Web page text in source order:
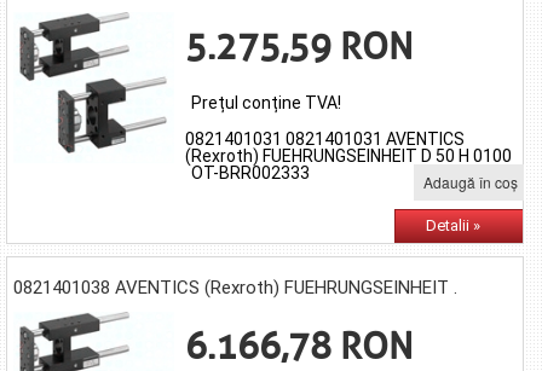
5.275,59 RON
Prețul conține TVA!
0821401031 0821401031 AVENTICS
(Rexroth) FUEHRUNGSEINHEIT D 50 H 0100
OT-BRR002333
Adaugă în coş
Detalii »
0821401038 AVENTICS (Rexroth) FUEHRUNGSEINHEIT .
6.166,78 RON